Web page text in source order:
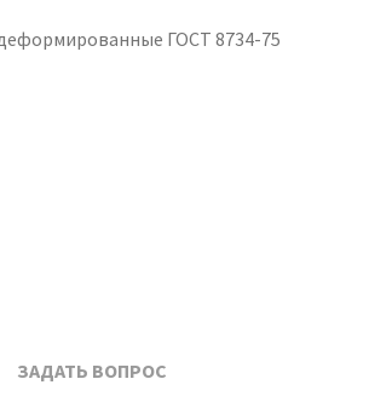
ГОСТ 8734-75
ЗАДАТЬ ВОПРОС